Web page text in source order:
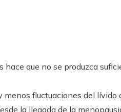
que no se produzca
fluctuaciones del lívido
la llegada de la